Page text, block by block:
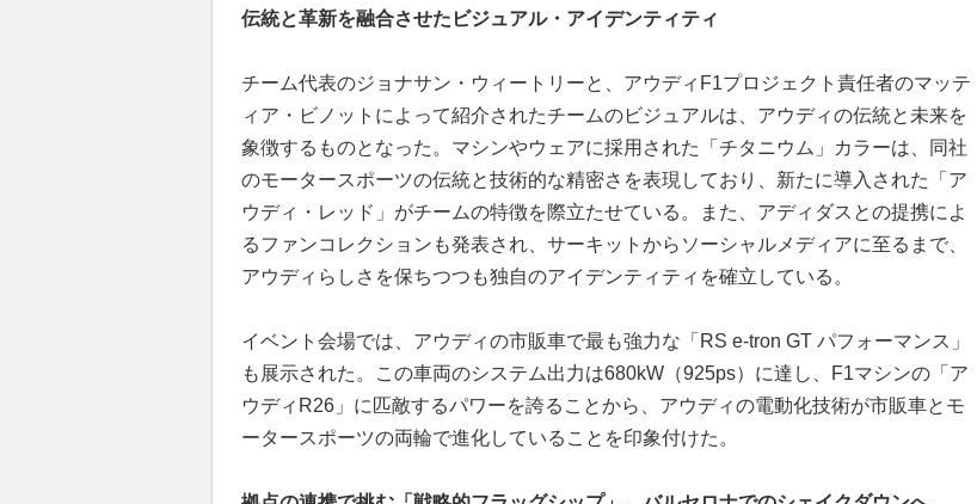
伝統と革新を融合させたビジュアル・アイデンティティ
チーム代表のジョナサン・ウィートリーと、アウディF1プロジェクト責任者のマッテ
ィア・ビノットによって紹介されたチームのビジュアルは、アウディの伝統と未来を
象徴するものとなった。マシンやウェアに採用された「チタニウム」カラーは、同社
のモータースポーツの伝統と技術的な精密さを表現しており、新たに導入された「ア
ウディ・レッド」がチームの特徴を際立たせている。また、アディダスとの提携によ
るファンコレクションも発表され、サーキットからソーシャルメディアに至るまで、
アウディらしさを保ちつつも独自のアイデンティティを確立している。
イベント会場では、アウディの市販車で最も強力な「RS e-tron GT パフォーマンス」
も展示された。この車両のシステム出力は680kW（925ps）に達し、F1マシンの「ア
ウディR26」に匹敵するパワーを誇ることから、アウディの電動化技術が市販車とモ
ータースポーツの両輪で進化していることを印象付けた。